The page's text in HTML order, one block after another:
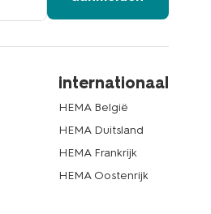
internationaal
HEMA België
HEMA Duitsland
HEMA Frankrijk
HEMA Oostenrijk